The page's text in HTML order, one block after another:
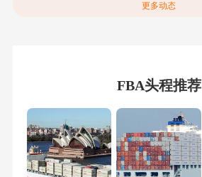
更多动态
FBA头程推荐